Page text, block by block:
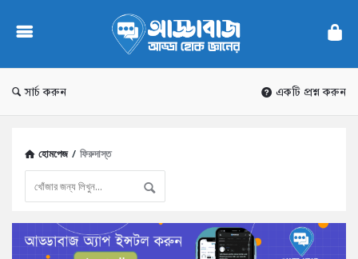
AddaBuzz.net
সার্চ করুন একটি প্রশ্ন করুন
হোমপেজ / ফিরুদাস্ত